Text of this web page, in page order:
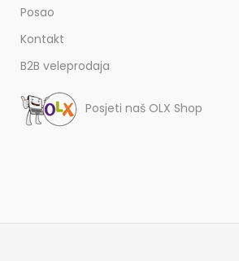
Posao
Kontakt
B2B veleprodaja
Posjeti naš OLX Shop